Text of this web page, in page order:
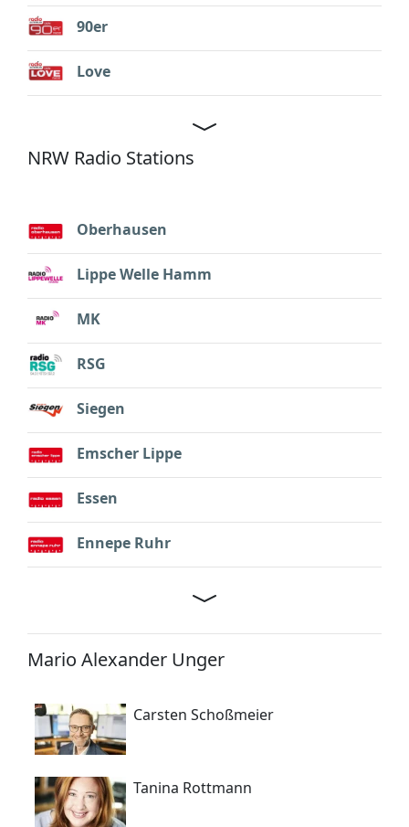
90er
Love
NRW Radio Stations
Oberhausen
Lippe Welle Hamm
MK
RSG
Siegen
Emscher Lippe
Essen
Ennepe Ruhr
Mario Alexander Unger
Carsten Schoßmeier
Tanina Rottmann